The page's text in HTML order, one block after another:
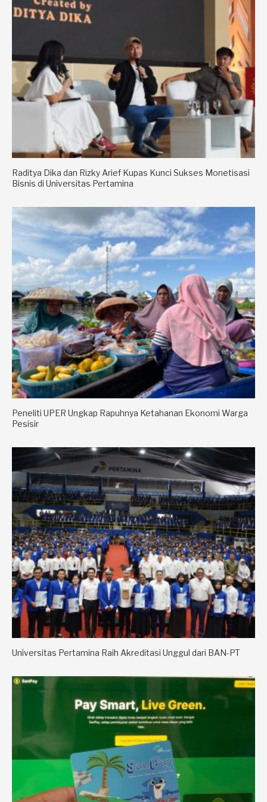
Raditya Dika dan Rizky Arief Kupas Kunci Sukses Monetisasi
Bisnis di Universitas Pertamina
Peneliti UPER Ungkap Rapuhnya Ketahanan Ekonomi Warga
Pesisir
Universitas Pertamina Raih Akreditasi Unggul dari BAN-PT